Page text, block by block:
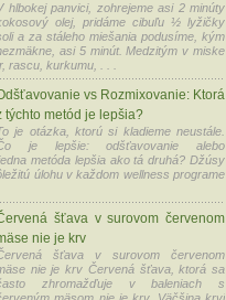
hlbokej panvici, zohrejeme asi 2 minúty
olej, pridáme cibuľu ½ lyžičky
a za stáleho miešania podusíme, kým
asi 5 minút. Medzitým v miske
rascu, kurkumu, . . .
vs Rozmixovanie: Ktorá
týchto metód je lepšia?
je otázka, ktorú si kladieme neustále.
je lepšie: odšťavovanie alebo
metóda lepšia ako tá druhá? Džúsy
úlohu v každom wellness programe
šťava v surovom červenom
nie je krv
šťava v surovom červenom
nie je krv Červená šťava, ktorá sa
zhromažďuje v baleniach s